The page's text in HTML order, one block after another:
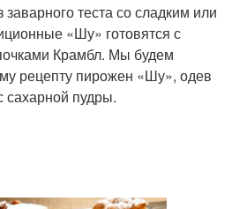
теста со сладким или
«Шу» готовятся с
Крамбл. Мы будем
рецепту пирожен «Шу», одев
пудры.